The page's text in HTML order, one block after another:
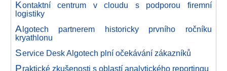
Kontaktní centrum v cloudu s podporou firemní
logistiky
Algotech partnerem historicky prvního ročníku
kryathlonu
Service Desk Algotech plní očekávání zákazníků
Praktické zkušenosti s oblastí analytického reportingu